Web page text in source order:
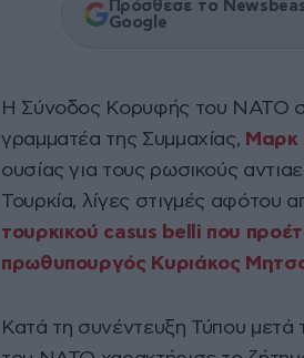
Πρόσθεσε το
Google
Η Σύνοδος Κορυφής του ΝΑΤΟ
γραμματέα της Συμμαχίας, Μαρκ
ουσίας για τους ρωσικούς
Τουρκία, λίγες στιγμές αφότου
τουρκικού casus belli που
πρωθυπουργός Κυριάκος
Κατά τη συνέντευξη Τύπου